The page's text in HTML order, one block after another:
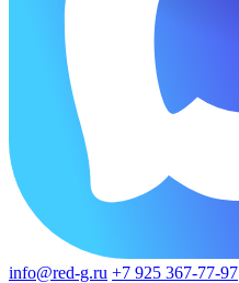
info@red-g.ru +7 925 367-77-97